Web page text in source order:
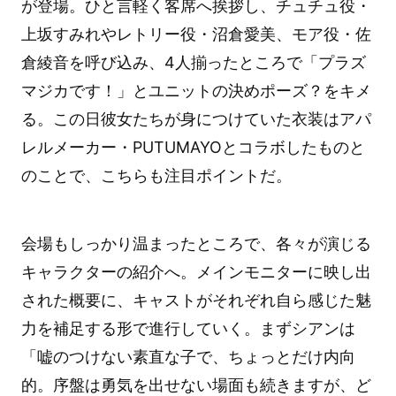
が登場。ひと言軽く客席へ挨拶し、チュチュ役・
上坂すみれやレトリー役・沼倉愛美、モア役・佐
倉綾音を呼び込み、4人揃ったところで「プラズ
マジカです！」とユニットの決めポーズ？をキメ
る。この日彼女たちが身につけていた衣装はアパ
レルメーカー・PUTUMAYOとコラボしたものと
のことで、こちらも注目ポイントだ。
会場もしっかり温まったところで、各々が演じる
キャラクターの紹介へ。メインモニターに映し出
された概要に、キャストがそれぞれ自ら感じた魅
力を補足する形で進行していく。まずシアンは
「嘘のつけない素直な子で、ちょっとだけ内向
的。序盤は勇気を出せない場面も続きますが、ど